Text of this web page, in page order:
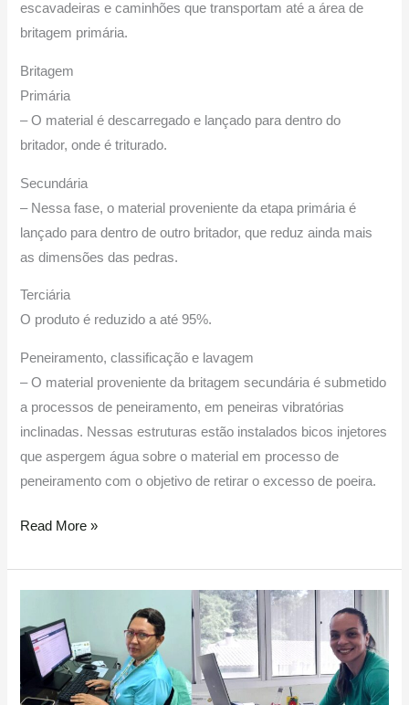
escavadeiras e caminhões que transportam até a área de
britagem primária.
Britagem
Primária
– O material é descarregado e lançado para dentro do
britador, onde é triturado.
Secundária
– Nessa fase, o material proveniente da etapa primária é
lançado para dentro de outro britador, que reduz ainda mais
as dimensões das pedras.
Terciária
O produto é reduzido a até 95%.
Peneiramento, classificação e lavagem
– O material proveniente da britagem secundária é submetido
a processos de peneiramento, em peneiras vibratórias
inclinadas. Nessas estruturas estão instalados bicos injetores
que aspergem água sobre o material em processo de
peneiramento com o objetivo de retirar o excesso de poeira.
Read More »
feminina
cada
vez